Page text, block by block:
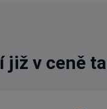
již v ceně